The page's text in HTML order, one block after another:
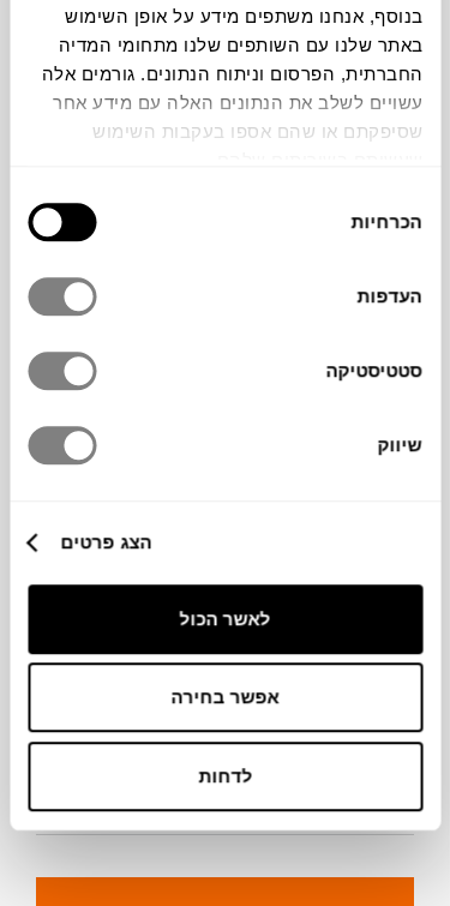
בנוסף, אנחנו משתפים מידע על אופן השימוש
באתר שלנו עם השותפים שלנו מתחומי המדיה
החברתית, הפרסום וניתוח הנתונים. גורמים אלה
עשויים לשלב את הנתונים האלה עם מידע אחר
שסיפקתם או שהם אספו בעקבות השימוש
הסכמה
הכרחיות
העדפות
סטטיסטיקה
שיווק
הצג פרטים
לאשר הכול
אפשר בחירה
לדחות
צבעים
עשוי 100% צמר. בעל מראה נקי ומלא ברק,
שיק סקנדינבי שיקפיץ, יפתח ויסגור לכם את
מותג
מידות
מק"ט
פרטים נוספים
ניקיון ותחזוקה